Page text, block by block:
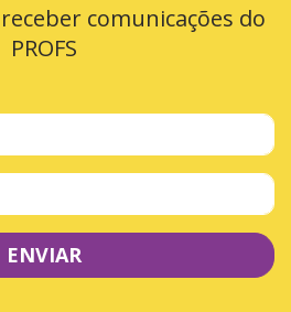
comunicações do
PROFS